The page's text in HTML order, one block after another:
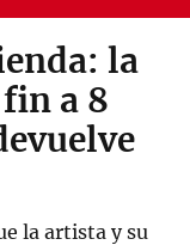
la
a 8
la artista y su